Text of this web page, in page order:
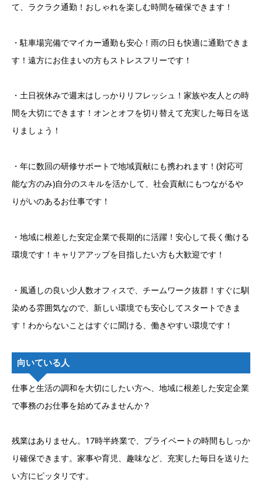
て、ラクラク通勤！おしゃれを楽しむ時間を確保できます！
・駐車場完備でマイカー通勤も安心！雨の日も快適に通勤できま
す！遠方にお住まいの方もストレスフリーです！
・土日祝休みで週末はしっかりリフレッシュ！家族や友人との時
間を大切にできます！オンとオフを切り替えて充実した毎日を送
りましょう！
・年に数回の研修サポートで地域貢献にも携われます！(対応可
能な方のみ)自分のスキルを活かして、社会貢献にもつながるや
りがいのあるお仕事です！
・地域に根差した安定企業で長期的に活躍！安心して長く働ける
環境です！キャリアアップを目指したい方も大歓迎です！
・風通しの良い少人数オフィスで、チームワーク抜群！すぐに馴
染める雰囲気なので、新しい環境でも安心してスタートできま
す！わからないことはすぐに聞ける、働きやすい環境です！
向いている人
仕事と生活の調和を大切にしたい方へ、地域に根差した安定企業
で事務のお仕事を始めてみませんか？
残業はありません。17時半終業で、プライベートの時間もしっか
り確保できます。家事や育児、趣味など、充実した毎日を送りた
い方にピッタリです。